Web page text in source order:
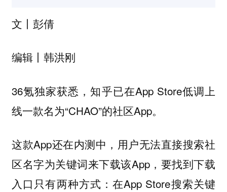
文丨彭倩
编辑丨韩洪刚
36氪独家获悉，知乎已在App Store低调上
线一款名为“CHAO”的社区App。
这款App还在内测中，用户无法直接搜索社
区名字为关键词来下载该App，要找到下载
入口只有两种方式：在App Store搜索关键